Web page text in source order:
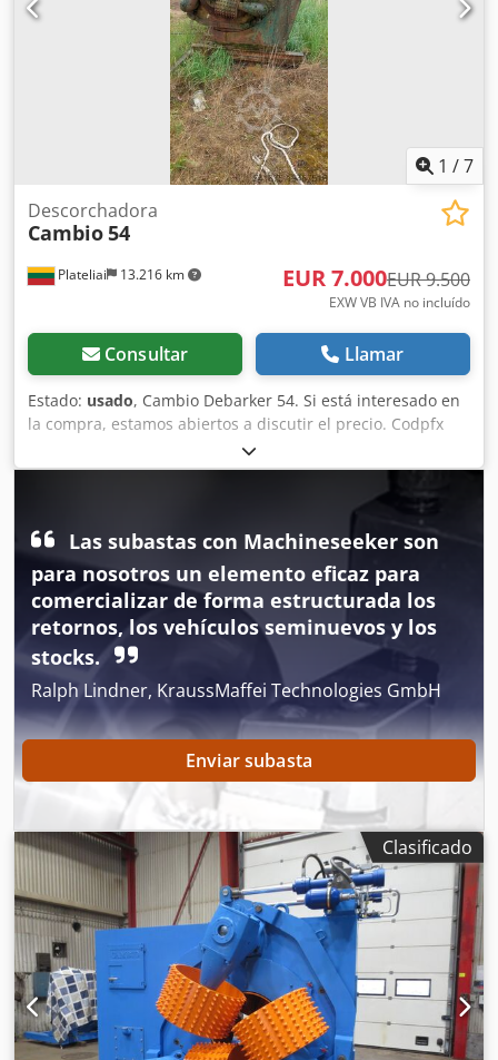
1 /7
Plateliai 13.216 km
Descorchadora
Cambio54
EUR 7.000EUR 9.500
EXW VB IVA no incluído
Consultar Llamar
Estado: usado, Cambio Debarker 54. Si está interesado en
la compra, estamos abiertos a discutir el precio. Codpfx
Las subastas con Machineseeker son
para nosotros un elemento eficaz para
comercializar de forma estructurada los
retornos, los vehículos seminuevos y los
stocks.
Ralph Lindner, KraussMaffei Technologies GmbH
Enviar subasta
Clasificado